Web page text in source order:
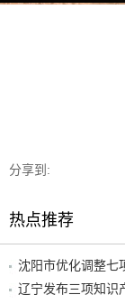
分享到:
热点推荐
沈阳市优化调整七
辽宁发布三项知识